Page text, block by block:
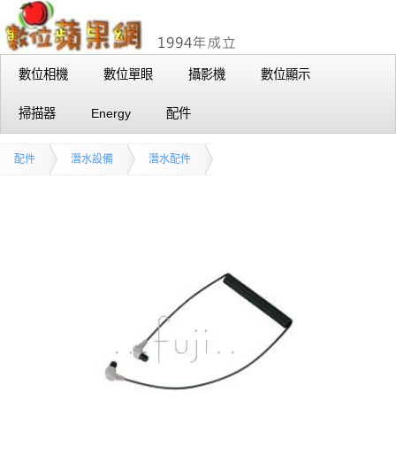
數位相機 數位單眼 攝影機 數位顯示
掃描器 Energy 配件
配件 潛水設備 潛水配件